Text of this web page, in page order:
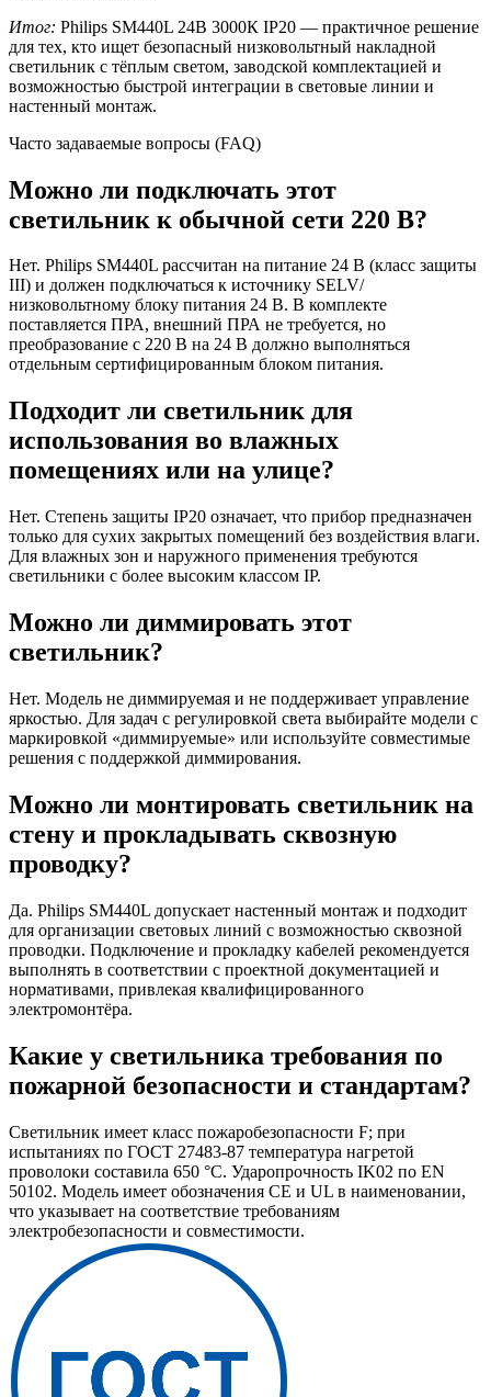
Итог: Philips SM440L 24В 3000К IP20 — практичное решение
для тех, кто ищет безопасный низковольтный накладной
светильник с тёплым светом, заводской комплектацией и
возможностью быстрой интеграции в световые линии и
настенный монтаж.
Часто задаваемые вопросы (FAQ)
Можно ли подключать этот
светильник к обычной сети 220 В?
Нет. Philips SM440L рассчитан на питание 24 В (класс защиты
III) и должен подключаться к источнику SELV/
низковольтному блоку питания 24 В. В комплекте
поставляется ПРА, внешний ПРА не требуется, но
преобразование с 220 В на 24 В должно выполняться
отдельным сертифицированным блоком питания.
Подходит ли светильник для
использования во влажных
помещениях или на улице?
Нет. Степень защиты IP20 означает, что прибор предназначен
только для сухих закрытых помещений без воздействия влаги.
Для влажных зон и наружного применения требуются
светильники с более высоким классом IP.
Можно ли диммировать этот
светильник?
Нет. Модель не диммируемая и не поддерживает управление
яркостью. Для задач с регулировкой света выбирайте модели с
маркировкой «диммируемые» или используйте совместимые
решения с поддержкой диммирования.
Можно ли монтировать светильник на
стену и прокладывать сквозную
проводку?
Да. Philips SM440L допускает настенный монтаж и подходит
для организации световых линий с возможностью сквозной
проводки. Подключение и прокладку кабелей рекомендуется
выполнять в соответствии с проектной документацией и
нормативами, привлекая квалифицированного
электромонтёра.
Какие у светильника требования по
пожарной безопасности и стандартам?
Светильник имеет класс пожаробезопасности F; при
испытаниях по ГОСТ 27483-87 температура нагретой
проволоки составила 650 °C. Ударопрочность IK02 по EN
50102. Модель имеет обозначения CE и UL в наименовании,
что указывает на соответствие требованиям
электробезопасности и совместимости.